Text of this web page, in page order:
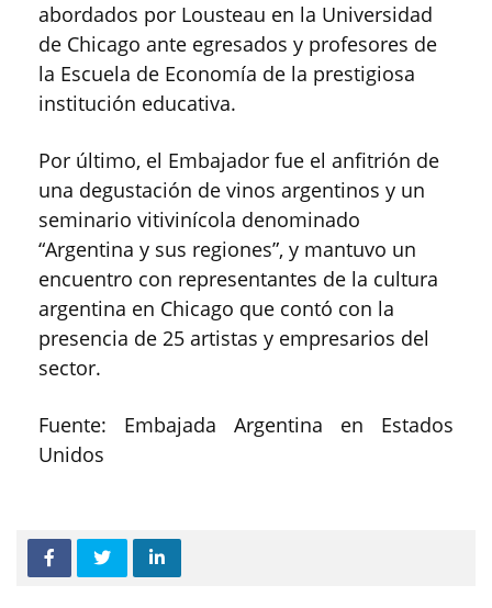
abordados por Lousteau en la Universidad
de Chicago ante egresados y profesores de
la Escuela de Economía de la prestigiosa
institución educativa.
Por último, el Embajador fue el anfitrión de
una degustación de vinos argentinos y un
seminario vitivinícola denominado
“Argentina y sus regiones”, y mantuvo un
encuentro con representantes de la cultura
argentina en Chicago que contó con la
presencia de 25 artistas y empresarios del
sector.
Fuente: Embajada Argentina en Estados
Unidos